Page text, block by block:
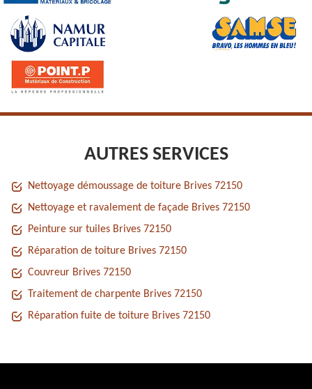
AUTRES SERVICES
Nettoyage démoussage de toiture Brives 72150
Nettoyage et ravalement de façade Brives 72150
Peinture sur tuiles Brives 72150
Réparation de toiture Brives 72150
Couvreur Brives 72150
Traitement de charpente Brives 72150
Réparation fuite de toiture Brives 72150